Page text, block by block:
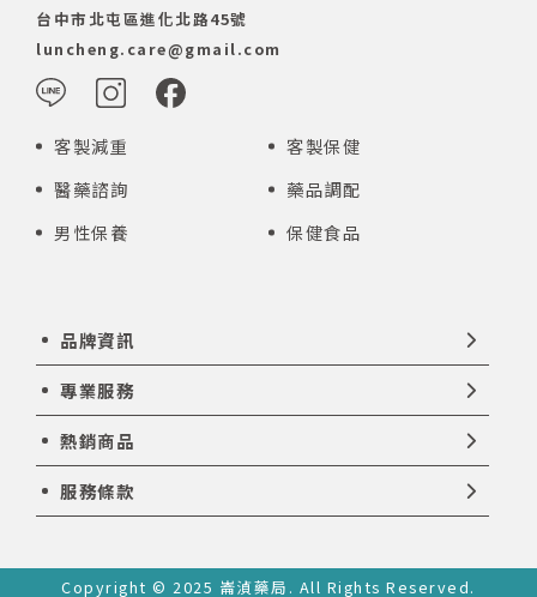
台中市北屯區進化北路45號
luncheng.care@gmail.com
客製減重
客製保健
醫藥諮詢
藥品調配
男性保養
保健食品
品牌資訊
專業服務
熱銷商品
服務條款
Copyright © 2025 崙湞藥局. All Rights Reserved.